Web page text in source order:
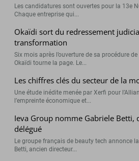
Les candidatures sont ouvertes pour la 13e
Chaque entreprise qui...
Okaïdi sort du redressement
transformation
Six mois après l’ouverture de sa procédure
Okaïdi tourne la page. Le...
Les chiffres clés du secteur de la
Une étude inédite menée par Xerfi pour
l’empreinte économique et...
Ieva Group nomme Gabriele Betti,
délégué
Le groupe français de beauty tech annonce
Betti, ancien directeur...